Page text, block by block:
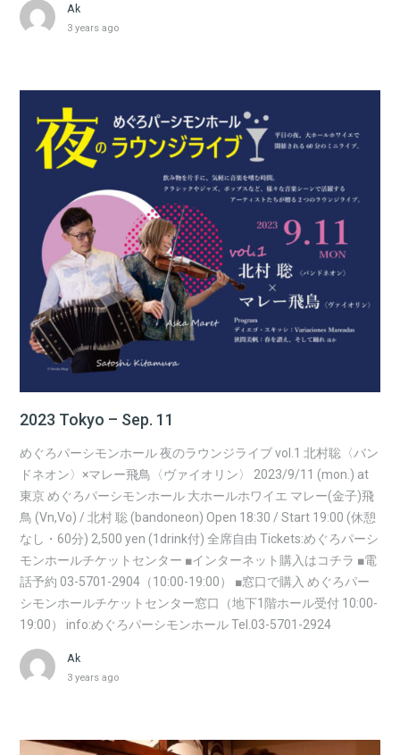
Ak
3 years ago
2023 Tokyo – Sep. 11
めぐろパーシモンホール 夜のラウンジライブ vol.1 北村聡〈バン
ドネオン〉×マレー飛鳥〈ヴァイオリン〉 2023/9/11 (mon.) at
東京 めぐろパーシモンホール 大ホールホワイエ マレー(金子)飛
鳥 (Vn,Vo) / 北村 聡 (bandoneon) Open 18:30 / Start 19:00 (休憩
なし・60分) 2,500 yen (1drink付) 全席自由 Tickets:めぐろパーシ
モンホールチケットセンター ■インターネット購入はコチラ ■電
話予約 03-5701-2904（10:00-19:00） ■窓口で購入 めぐろパー
シモンホールチケットセンター窓口（地下1階ホール受付 10:00-
19:00） info:めぐろパーシモンホール Tel.03-5701-2924
Ak
3 years ago